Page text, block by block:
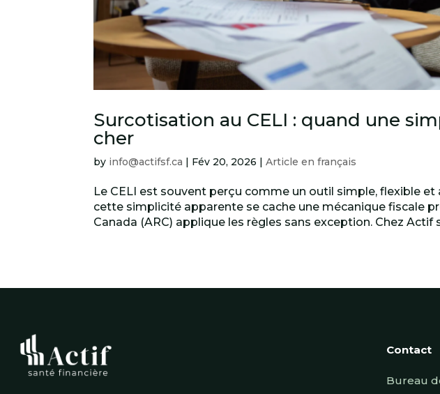
Surcotisation au CELI : quand une
cher
by info@actifsf.ca | Fév 20, 2026 |Article en français
Le CELI est souvent perçu comme un outil simple, flexible et
cette simplicité apparente se cache une mécanique fiscale
Canada (ARC) applique les règles sans exception. Chez Actif
Contact
Bureau